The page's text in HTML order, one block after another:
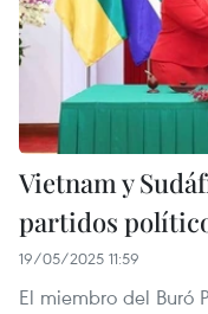
Vietnam y
partidos
19/05/2025 11:59
El miembro del Buró